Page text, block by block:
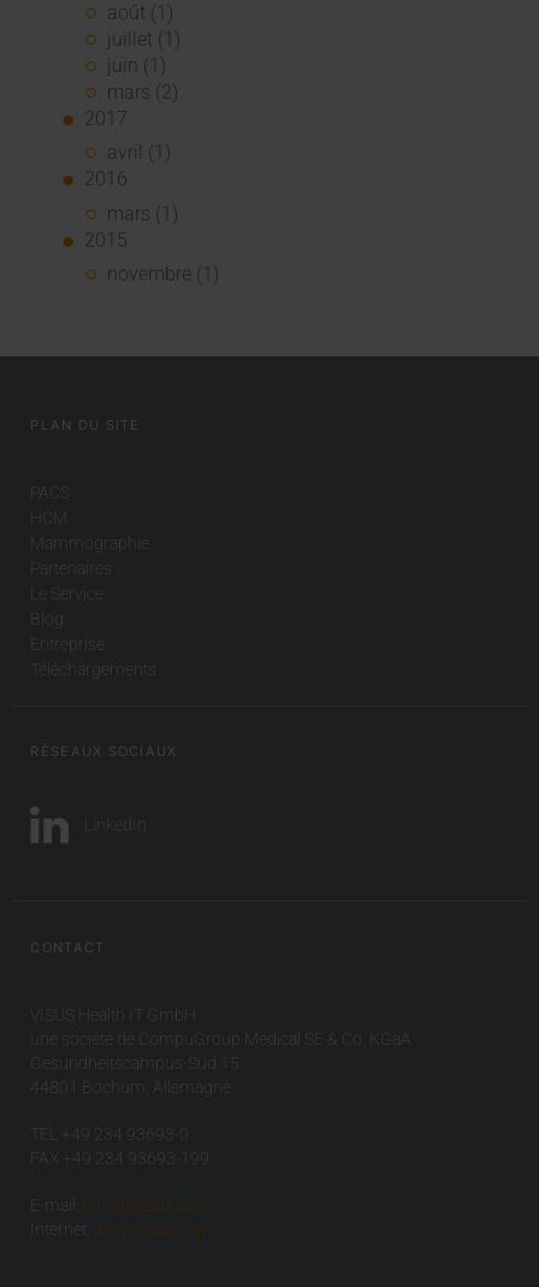
août (1)
juillet (1)
juin (1)
mars (2)
2017
avril (1)
2016
mars (1)
2015
novembre (1)
PLAN DU SITE
PACS
HCM
Mammographie
Partenaires
Le Service
Blog
Entreprise
Téléchargements
RÉSEAUX SOCIAUX
LinkedIn
CONTACT
VISUS Health IT GmbH
une société de CompuGroup Medical SE & Co. KGaA
Gesundheitscampus-Süd 15
44801 Bochum, Allemagne
TÉL +49 234 93693-0
FAX +49 234 93693-199
E-mail:
info(at)visus.com
Internet:
www.visus.com